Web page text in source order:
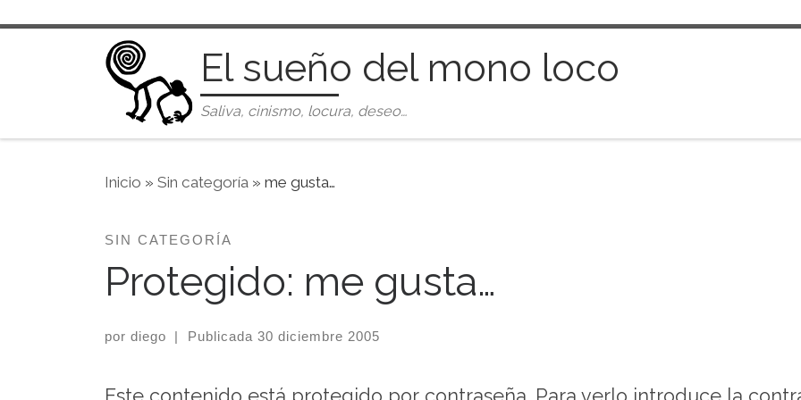
Saltar al contenido
El sueño del mono loco
Saliva, cinismo, locura, deseo…
Inicio » Sin categoría » me gusta…
SIN CATEGORÍA
Protegido: me gusta…
por diego | Publicada 30 diciembre 2005